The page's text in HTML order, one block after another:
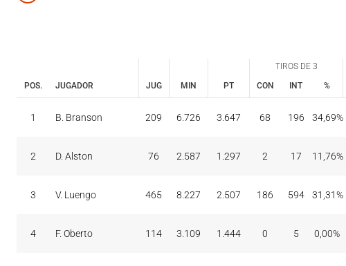
POS. JUGADOR JUG MIN PT
TIROS DE 3
CON
INT %
1 B. Branson 209 6.726 3.647 68 196 34,69%
2 D. Alston 76 2.587 1.297 2 17 11,76%
3 V. Luengo 465 8.227 2.507 186 594 31,31%
4 F. Oberto 114 3.109 1.444 0 5 0,00%